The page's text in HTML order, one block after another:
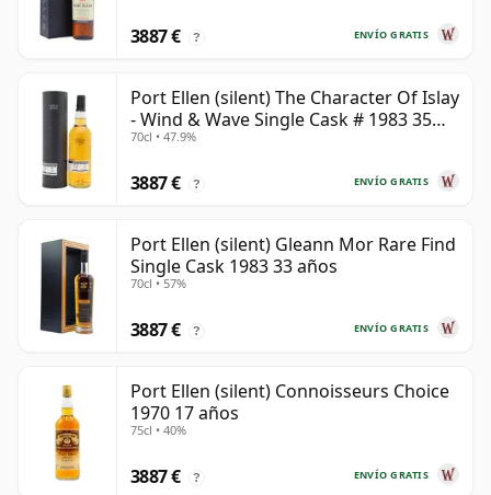
ENVÍO GRATIS
3887 € ?
Port Ellen (silent) The Character Of Islay
- Wind & Wave Single Cask # 1983 35
años
70cl • 47.9%
ENVÍO GRATIS
3887 € ?
Port Ellen (silent) Gleann Mor Rare Find
Single Cask 1983 33 años
70cl • 57%
ENVÍO GRATIS
3887 € ?
Port Ellen (silent) Connoisseurs Choice
1970 17 años
75cl • 40%
ENVÍO GRATIS
3887 € ?